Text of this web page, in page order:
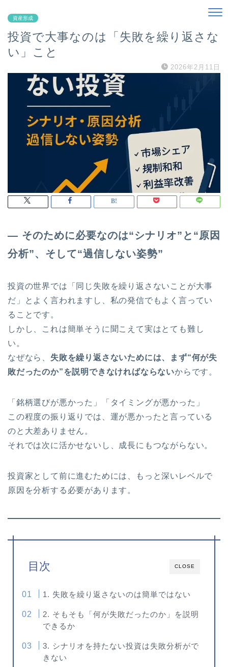
資産形成
投資で大事なのは「失敗を繰り返さな
い」こと
2026年2月11日
― そのために必要なのは“シナリオ”と“原因
分析”、そして“過信しない姿勢”
投資の世界では「同じ失敗を繰り返さないことが大事
だ」とよく言われますし、私の発信でもよく言ってい
ることです。
しかし、これは簡単そうに聞こえて実はとても難し
い。
なぜなら、 失敗を繰り返さないためには、まず“何が失
敗だったのか”を説明できなければならないからです。
「銘柄選びが悪かった」「タイミングが悪かった」
この程度の振り返りでは、運が悪かったと言っている
のと大差ありません。
それでは次に活かせないし、成長にもつながらない。
投資家として前に進むためには、もっと深いレベルで
原因を分析する必要があります。
CLOSE
目次
1. 失敗を繰り返さないのは簡単ではない
2. そもそも「何が失敗だったのか」を説明
できるか
3. シナリオを持たない投資は失敗分析がで
きない